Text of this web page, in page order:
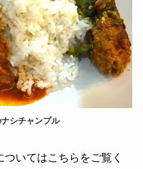
シチャンプル
いてはこちらをご覧く